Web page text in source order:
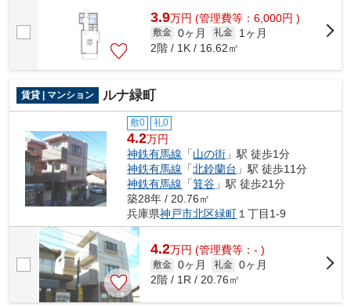
3.9万円 (管理費等：6,000円 )
敷金 0ヶ月 礼金
1ヶ月
2階 / 1K / 16.62㎡
賃貸 | マンション ルナ緑町
敷0 礼0
4.2万円
神鉄有馬線 「山の街 」駅 徒歩1分
神鉄有馬線 「北鈴蘭台 」駅 徒歩11分
神鉄有馬線 「箕谷 」駅 徒歩21分
築28年 / 20.76㎡
兵庫県神戸市北区緑町 １丁目1-9
4.2万円 (管理費等：- )
敷金 0ヶ月 礼金 0ヶ月
2階 / 1R / 20.76㎡